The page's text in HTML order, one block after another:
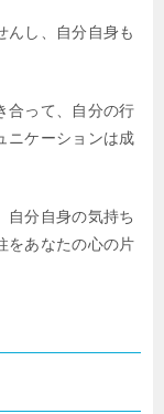
んし、自分自身も
合って、自分の行
ニケーションは成
自分自身の気持ち
をあなたの心の片